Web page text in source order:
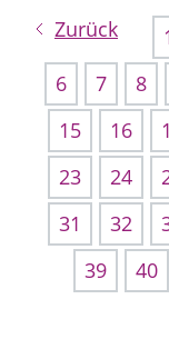
Zurück
6
7 8
15
16
23
24
31
32
39
40